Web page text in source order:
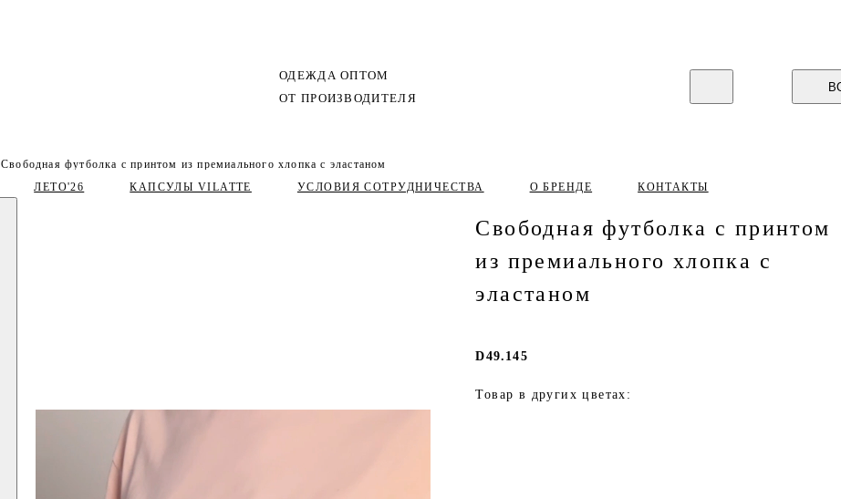
ОДЕЖДА ОПТОМ
ОТ ПРОИЗВОДИТЕЛЯ
ЛЕТО'26 КАПСУЛЫ VILATTE УСЛОВИЯ СОТРУДНИЧЕСТВА О БРЕНДЕ КОНТАКТЫ
Свободная футболка с принтом из премиального хлопка с эластаном
Свободная футболка с принтом
из премиального хлопка с
эластаном
D49.145
Товар в других цветах: